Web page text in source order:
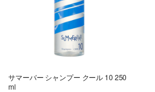
サマーバー シャンプー クール 10 250
ml